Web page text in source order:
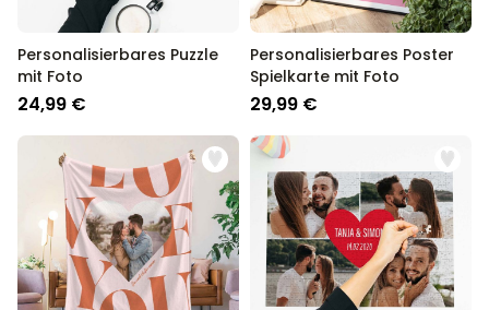
Personalisierbares Puzzle
mit Foto
24,99 €
Personalisierbares Poster
Spielkarte mit Foto
29,99 €